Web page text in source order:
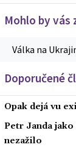
Mohlo by vás
Válka na
Doporučené
Opak dejá vu
Petr Janda
nezažilo